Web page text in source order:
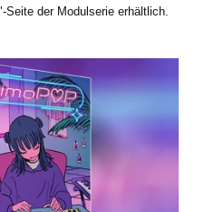
der Modulserie erhältlich.